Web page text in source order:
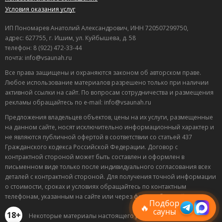
Владлен о Сауна Новинки на Коломенской
16.03.2026 в 11:26
Отмечали здесь мой день рождения с друзьями в
прошлые выходные. Очень уютно, парилка в финской
сауне отличная, жар держит как надо. Хорошенько
поиграли в бильярд, а потом попели песни в караоке.
Бассейн чистый, вода комфортная. В общем,
действительно хороший вариант на вечер.
Полезный отзыв? Да(0) Нет(0)
9
Валентина
о Сауна Парная
15.03.2026 в 10:16
Приятное место. Персонал вежливый и внимательный,
все вопросы решают быстро. Атмосфера спокойная.
9
Условия оказания услуг
ИП Пономарев Анатолий Александрович, ИНН 720507299750,
адрес: 627755, г. Ишим, ул. Куйбышева, д. 58
телефон: 8 (922) 472-33-44
почта: info@vsaunah.ru
Все права защищены и охраняются законом об авторском праве.
Любое использование материалов разрешено только при наличии
активной ссылки на сайт. По вопросам сотрудничества и размещения
рекламы обращайтесь по e-mail: info@vsaunah.ru
Предложения владельцев объектов, цены на их услуги, размещенные
на данном сайте, носят исключительно информационный характер и
не являются публичной офертой в соответствии со статьей 437
Гражданского кодекса Российской Федерации. Договор с
контрактной стороной может быть составлен и оформлен в
письменном виде только после индивидуального согласования всех
деталей с контрактной стороной. Для получения точной информации
о стоимости, сроках и условиях обращайтесь по контактным
телефонам, указанным на сайте или через форму обратной связи.
18+ Некоторые материалы настоящего раздела могут
🔥Подбор
сауны
Лучшие
спецпредложения
саун
Подписывайтесь в Telegram или MAX —
пришлём свежие скидки